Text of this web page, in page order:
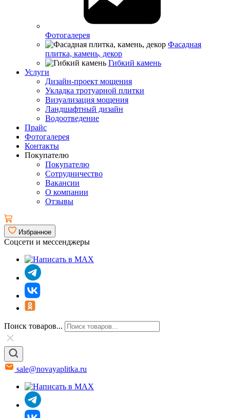
Фотогалерея
Фасадная
плитка, камень, декор
Гибкий камень
Услуги
Дизайн-проект мощения
Укладка тротуарной плитки
Визуализация мощения
Ландшафтный дизайн
Водоотведение
Прайс
Фотогалерея
Контакты
Покупателю
Покупателю
Сотрудничество
Вакансии
О компании
Отзывы
Избранное
Соцсети и мессенджеры
Поиск товаров...
sale@novayaplitka.ru